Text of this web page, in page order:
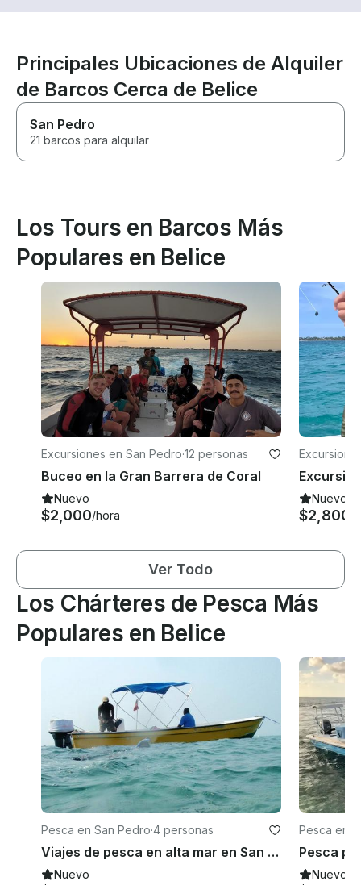
Principales Ubicaciones de Alquiler
de Barcos Cerca de Belice
San Pedro
21 barcos para alquilar
Los Tours en Barcos Más
Populares en Belice
Excursiones en San Pedro·12 personas
Buceo en la Gran Barrera de Coral
Nuevo
$2,000/hora
Nuevo
$2,800
Ver Todo
Los Chárteres de Pesca Más
Populares en Belice
Pesca en San Pedro·4 personas
Viajes de pesca en alta mar en San Pedro
Nuevo
Pesca en
Nuevo